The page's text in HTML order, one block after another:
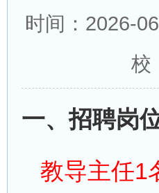
时间：2026-
校
一、招聘岗
教导主任1